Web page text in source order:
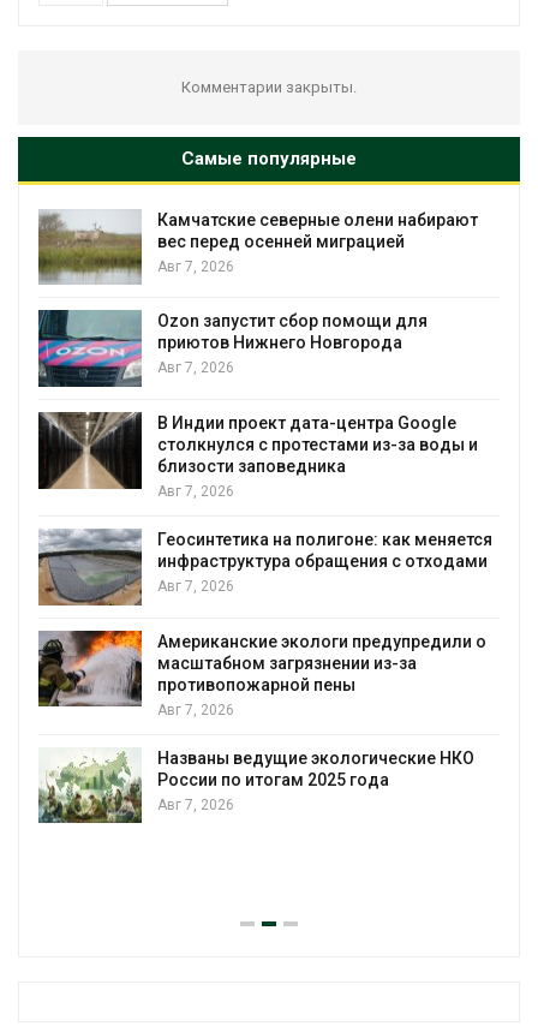
Комментарии закрыты.
Самые популярные
Камчатские северные олени набирают
вес перед осенней миграцией
Авг 7, 2026
Ozon запустит сбор помощи для
приютов Нижнего Новгорода
Авг 7, 2026
В Индии проект дата-центра Google
столкнулся с протестами из-за воды и
близости заповедника
Авг 7, 2026
Геосинтетика на полигоне: как меняется
инфраструктура обращения с отходами
Авг 7, 2026
Американские экологи предупредили о
масштабном загрязнении из-за
противопожарной пены
Авг 7, 2026
Названы ведущие экологические НКО
России по итогам 2025 года
Авг 7, 2026